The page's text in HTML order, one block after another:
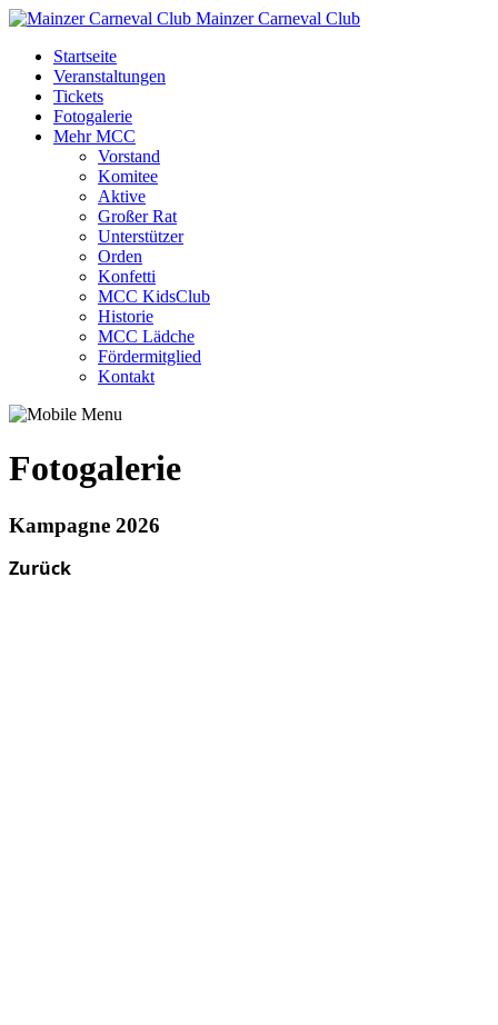
Mainzer Carneval Club
Startseite
Veranstaltungen
Tickets
Fotogalerie
Mehr MCC
Vorstand
Komitee
Aktive
Großer Rat
Unterstützer
Orden
Konfetti
MCC KidsClub
Historie
MCC Lädche
Fördermitglied
Kontakt
Fotogalerie
Kampagne 2026
Zurück